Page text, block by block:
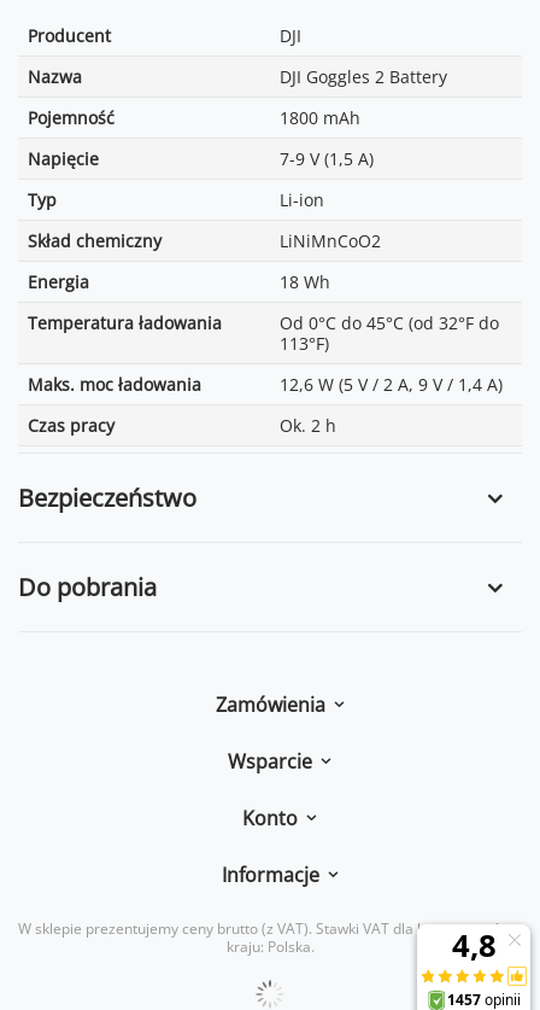
Producent
DJI
Nazwa
DJI Goggles 2 Battery
Pojemność
1800 mAh
Napięcie
7-9 V (1,5 A)
Typ
Li-ion
Skład chemiczny
LiNiMnCoO2
Energia
18 Wh
Temperatura ładowania
Od 0°C do 45°C (od 32°F do
113°F)
Maks. moc ładowania
12,6 W (5 V / 2 A, 9 V / 1,4 A)
Czas pracy
Ok. 2 h
Bezpieczeństwo
Do pobrania
Zamówienia
Wsparcie
Konto
Informacje
W sklepie prezentujemy ceny brutto (z VAT). Stawki VAT dla konsumentów z
kraju: Polska.